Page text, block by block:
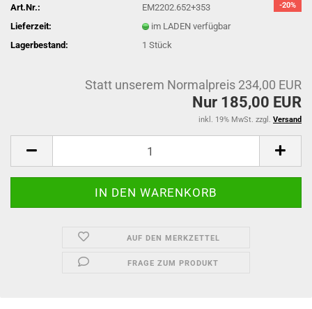
-20%
Art.Nr.:
EM2202.652+353
Lieferzeit:
im LADEN verfügbar
Lagerbestand:
1Stück
Statt unserem Normalpreis 234,00 EUR
Nur 185,00 EUR
inkl. 19% MwSt. zzgl. Versand
AUF DEN MERKZETTEL
FRAGE ZUM PRODUKT